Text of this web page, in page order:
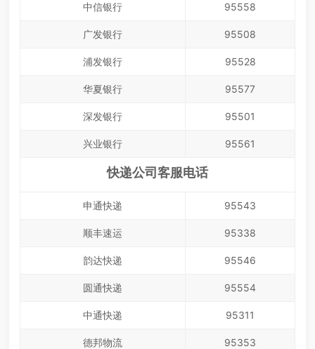
中信银行 95558
广发银行 95508
浦发银行 95528
华夏银行 95577
深发银行 95501
兴业银行 95561
快递公司客服电话
申通快递 95543
顺丰速运 95338
韵达快递 95546
圆通快递 95554
中通快递 95311
德邦物流 95353